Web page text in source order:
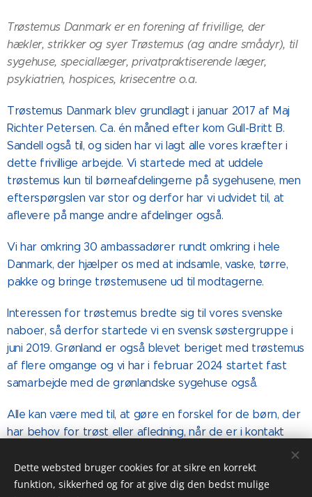
Trøstemus Danmark er en forening af frivillige, der
hækler, strikker og syer Trøstemus (ag andre smådyr), til
sygehuse, speciallæger, privatpraktiserende læger,
psykiatrien, hospices, krisecentre o.a.
Trøstemus Danmark blev grundlagt i januar 2017 af Maj
Richter Petersen. Ca. én måned efter kom Gull-Britt B.
Sandell også til, og siden har vi lagt alle vores kræfter i
dette frivillige arbejde. Vi startede med at uddele
trøstemus kun til børneafdelingerne på sygehusene, men
efterspørgslen var stor og derfor har vi udvidet til, at
aflevere på mange andre afdelinger også.
Vi har omkring 30 ambassadører rundt omkring i hele
Danmark, der hjælper os med at indsamle, vaske, tørre,
pakke og bringe trøstemusene ud til modtagerne.
Interessen for trøstemus bredte sig til vores svenske
naboer, så derfor startede vi en svensk søstergruppe i
juni 2019. Grønland er også blevet beriget med trøstemus
af flere omgange og vi har i februar 2024 startet fast
samarbejde med de grønlandske sygehuse også.
Alle kan være med til, at gøre en forskel for de børn, der
har behov for trøst eller afledning, når de er i kontakt
Efterspørgslen er stor, derfor kan vi altid bruge ekstra
Dette websted bruger cookies for at sikre en korrekt
funktion, sikkerhed og for at give dig den bedst mulige